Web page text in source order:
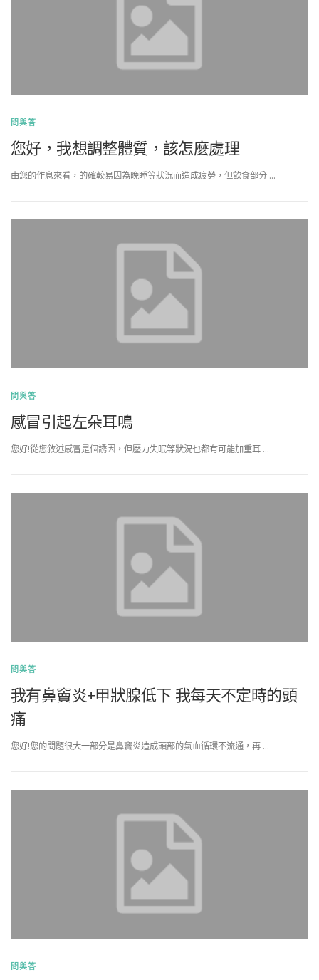
問與答
您好，我想調整體質，該怎麼處理
由您的作息來看，的確較易因為晚睡等狀況而造成疲勞，但飲食部分 …
問與答
感冒引起左朵耳鳴
您好!從您敘述感冒是個誘因，但壓力失眠等狀況也都有可能加重耳 …
問與答
我有鼻竇炎+甲狀腺低下 我每天不定時的頭
痛
您好!您的問題很大一部分是鼻竇炎造成頭部的氣血循環不流通，再 …
問與答